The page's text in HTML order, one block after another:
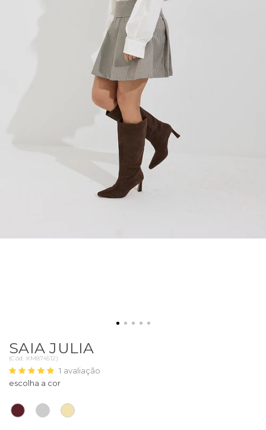
SAIA JULIA
(Cód. KM874512)
1 avaliação